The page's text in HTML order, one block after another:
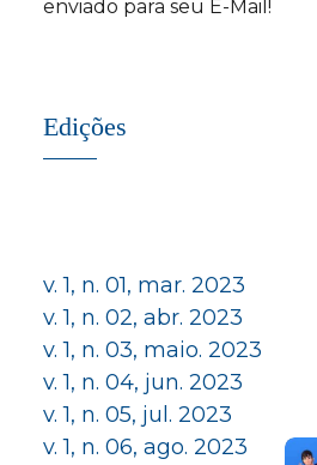
enviado para seu E-Mail!
Edições
v. 1, n. 01, mar. 2023
v. 1, n. 02, abr. 2023
v. 1, n. 03, maio. 2023
v. 1, n. 04, jun. 2023
v. 1, n. 05, jul. 2023
v. 1, n. 06, ago. 2023